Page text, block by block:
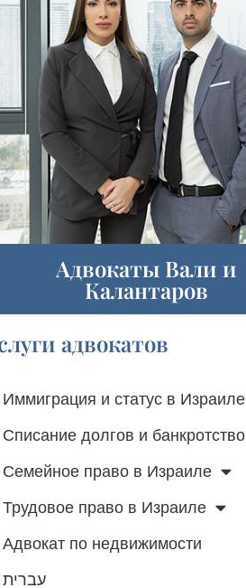
Адвокаты Вали и
Калантаров
адвокатов
Иммиграция и статус в Израиле
Списание долгов и банкротство
Семейное право в Израиле
Трудовое право в Израиле
Адвокат по недвижимости
עברית